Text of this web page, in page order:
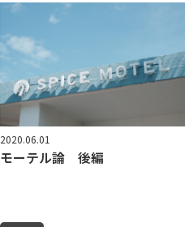
2020.06.01
モーテル論 後編